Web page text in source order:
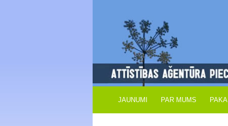
JAUNUMI PAR MUMS